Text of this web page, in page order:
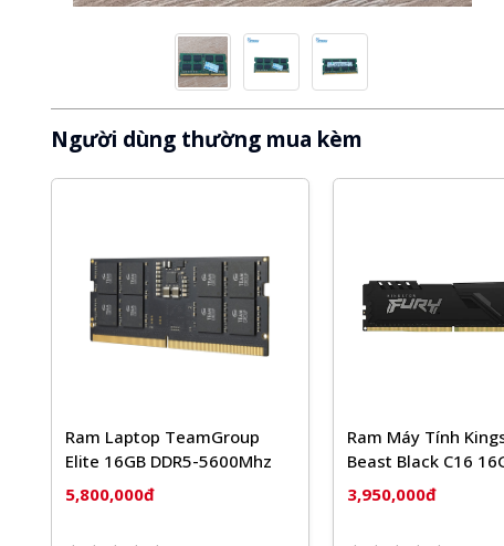
Người dùng thường mua kèm
Ram Laptop TeamGroup
Elite 16GB DDR5-5600Mhz
5,800,000đ
Ram Máy Tính
Beast Black C16
3200MHz DDR4
KF432C16BB/16
3,950,000đ